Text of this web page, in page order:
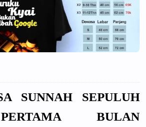
SUNNAH SEPULUH
BULAN